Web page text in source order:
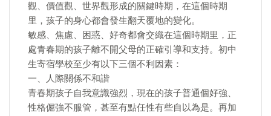
觀、價值觀、世界觀形成的關鍵時期，在這個時期
里，孩子的身心都會發生翻天覆地的變化。
敏感、焦慮、困惑、好奇都會交織在這個時期里，正
處青春期的孩子離不開父母的正確引導和支持。初中
生寄宿學校至少有以下三個不利因素：
一、人際關係不和諧
青春期孩子自我意識強烈，現在的孩子普通個好強、
性格倔強不服管，甚至有點任性有些自以為是。再加